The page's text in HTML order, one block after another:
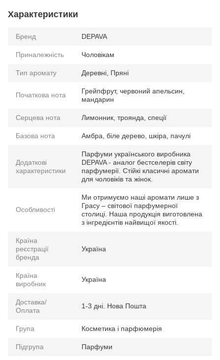
Характеристики
Бренд DEPAVA
Приналежність Чоловікам
Тип аромату Деревні, Пряні
Початкова нота
Грейпфрут, червоний апельсин,
мандарин
Серцева нота Лимонник, троянда, спеції
Базова нота Амбра, біле дерево, шкіра, пачулі
Додаткові
характеристики
Парфуми українського виробника
DEPAVA - аналог бестселерів світу
парфумерії. Стійкі класичні аромати
для чоловіків та жінок.
Особливості
Ми отримуємо наші аромати лише з
Грасу – світової парфумерної
столиці. Наша продукція виготовлена
з інгредієнтів найвищої якості.
Країна
реєстрації
бренда
Україна
Країна
виробник
Україна
Доставка/
Оплата
1-3 дні. Нова Пошта
Група Косметика і парфюмерія
Підгрупа Парфуми